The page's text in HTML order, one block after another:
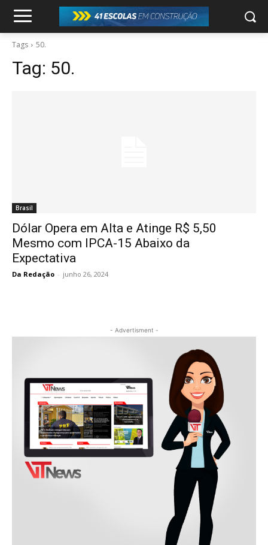
Tags 50.
Tag: 50.
Brasil
Dólar Opera em Alta e Atinge R$ 5,50
Mesmo com IPCA-15 Abaixo da
Expectativa
Da Redação - junho 26, 2024
- Advertisment -